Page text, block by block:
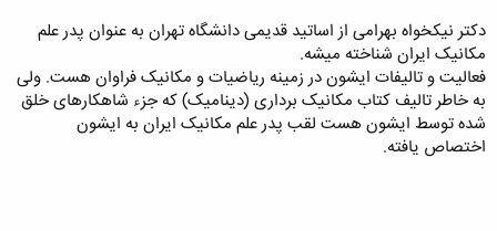
دکتر نیکخواه بهرامی از اساتید قدیمی دانشگاه تهران به عنوان پدر علم
مکانیک ایران شناخته میشه.
فعالیت و تالیفات ایشون در زمینه ریاضیات و مکانیک فراوان هست. ولی
به خاطر تالیف کتاب مکانیک برداری (دینامیک) که جزء شاهکارهای خلق
شده توسط ایشون هست لقب پدر علم مکانیک ایران به ایشون
اختصاص یافته.